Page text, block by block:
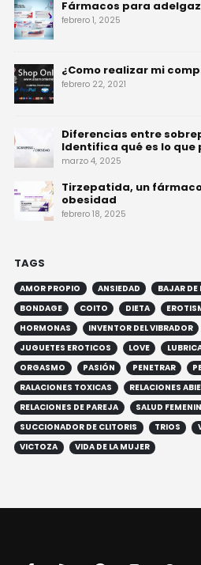
Fármacos para
febrero 1, 2025
¿Como realizar mi
febrero 22, 2021
Diferencias entre
Identifica qué es lo
marzo 4, 2025
Tirzepatida, un
obesidad
febrero 18, 2025
TAGS
AMOR PROPIO ANSIEDAD BAJAR DE
BONDAGE
COITO DIETA
HORMONAS
INVENTOR DEL VIBRADOR
JUGUETES EROTICOS
LOVE
ORGASMO
PASIÓN PENETRAR
RALACIONES TOXICAS
RELACIONES
RELACIONES DE PAREJA
SALUD
SUCCIONADOR DE CLITORIS
TRIOS
VICTOZA
VIDA DE LA MUJER